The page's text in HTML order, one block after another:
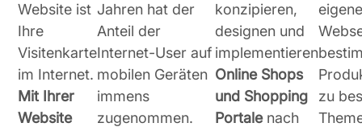
Website ist
Ihre
Visitenkarte
im Internet.
Mit Ihrer
Website
Jahren hat der
Anteil der
Internet-User auf
mobilen Geräten
immens
zugenommen.
konzipieren,
designen und
implementieren
Online Shops
und Shopping
Portalenach
zu